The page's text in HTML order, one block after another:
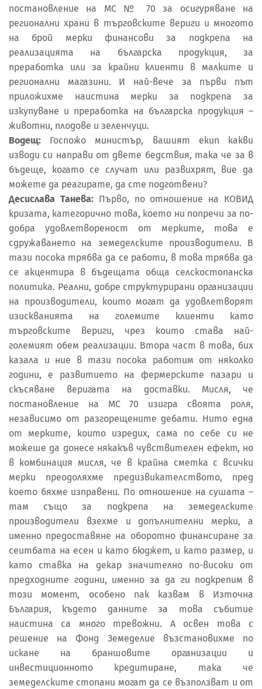
постановление на МС № 70 за осигуряване на
регионални храни в търговските вериги и многото
на брой мерки финансови за подкрепа на
реализацията на българска продукция, за
преработка или за крайни клиенти в малките и
регионални магазини. И най-вече за първи път
приложихме наистина мерки за подкрепа за
изкупуване и преработка на българска продукция –
животни, плодове и зеленчуци.
Водещ: Госпожо министър, вашият екип какви
изводи си направи от двете бедствия, така че за в
бъдеще, когато се случат или развихрят, вие да
можете да реагирате, да сте подготвени?
Десислава Танева:Първо, по отношение на КОВИД
кризата, категорично това, което ни попречи за по-
добра удовлетвореност от мерките, това е
сдружаването на земеделските производители. В
тази посока трябва да се работи, в това трябва да
се акцентира в бъдещата обща селскостопанска
политика. Реални, добре структурирани организации
на производители, които могат да удовлетворят
изискванията на големите клиенти като
търговските вериги, чрез които става най-
големият обем реализации. Втора част в това, бих
казала и ние в тази посока работим от няколко
години, е развитието на фермерските пазари и
скъсяване веригата на доставки. Мисля, че
постановление на МС 70 изигра своята роля,
независимо от разгорещените дебати. Нито една
от мерките, които изредих, сама по себе си не
можеше да донесе някакъв чувствителен ефект, но
в комбинация мисля, че в крайна сметка с всички
мерки преодоляхме предизвикателството, пред
което бяхме изправени. По отношение на сушата –
там също за подкрепа на земеделските
производители взехме и допълнителни мерки, а
именно предоставяне на оборотно финансиране за
сеитбата на есен и като бюджет, и като размер, и
като ставка на декар значително по-високи от
предходните години, именно за да ги подкрепим в
този момент, особено пак казвам в Източна
България, където данните за това събитие
наистина са много тревожни. А освен това с
решение на Фонд Земеделие възстановихме по
искане на браншовите организации и
инвестиционното кредитиране, така че
земеделските стопани могат да се възползват и от